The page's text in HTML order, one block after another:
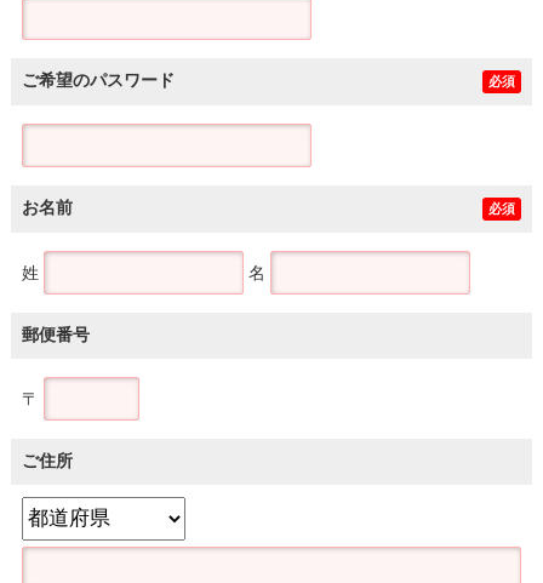
ご希望のパスワード 必須
お名前 必須
姓 名
郵便番号
〒
ご住所